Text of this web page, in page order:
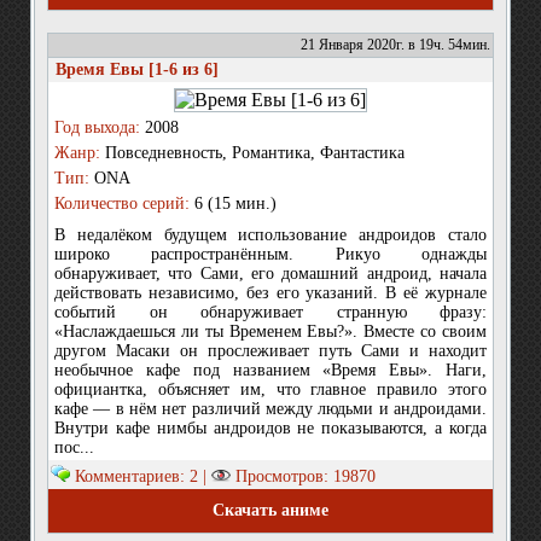
21 Января 2020г. в 19ч. 54мин.
Время Евы [1-6 из 6]
Год выхода: 2008
Жанр: Повседневность, Романтика, Фантастика
Тип: ONA
Количество серий: 6 (15 мин.)
В недалёком будущем использование андроидов стало
широко распространённым. Рикуо однажды
обнаруживает, что Сами, его домашний андроид, начала
действовать независимо, без его указаний. В её журнале
событий он обнаруживает странную фразу:
«Наслаждаешься ли ты Временем Евы?». Вместе со своим
другом Масаки он прослеживает путь Сами и находит
необычное кафе под названием «Время Евы». Наги,
официантка, объясняет им, что главное правило этого
кафе — в нём нет различий между людьми и андроидами.
Внутри кафе нимбы андроидов не показываются, а когда
пос...
Комментариев: 2 |
Просмотров: 19870
Скачать аниме